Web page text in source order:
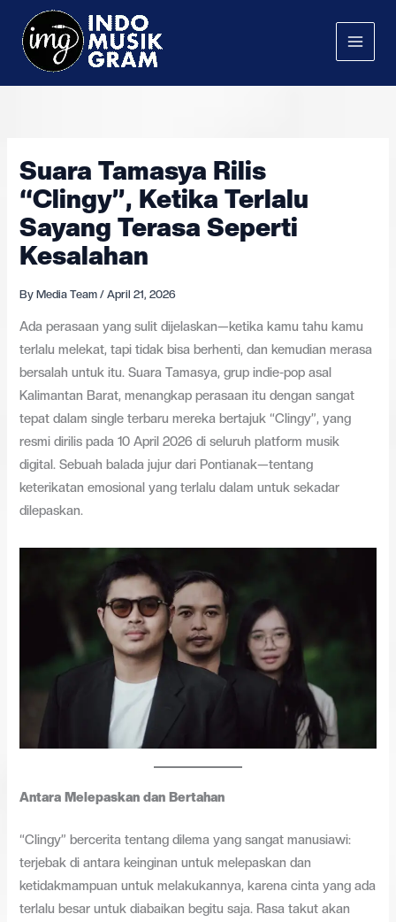
content
Suara Tamasya Rilis
“Clingy”, Ketika Terlalu
Sayang Terasa Seperti
Kesalahan
ByMedia Team/April 21, 2026
Ada perasaan yang sulit dijelaskan—ketika kamu tahu kamu
terlalu melekat, tapi tidak bisa berhenti, dan kemudian merasa
bersalah untuk itu. Suara Tamasya, grup indie-pop asal
Kalimantan Barat, menangkap perasaan itu dengan sangat
tepat dalam single terbaru mereka bertajuk “Clingy”, yang
resmi dirilis pada 10 April 2026 di seluruh platform musik
digital. Sebuah balada jujur dari Pontianak—tentang
keterikatan emosional yang terlalu dalam untuk sekadar
dilepaskan.
Antara Melepaskan dan Bertahan
“Clingy” bercerita tentang dilema yang sangat manusiawi:
terjebak di antara keinginan untuk melepaskan dan
ketidakmampuan untuk melakukannya, karena cinta yang ada
terlalu besar untuk diabaikan begitu saja. Rasa takut akan